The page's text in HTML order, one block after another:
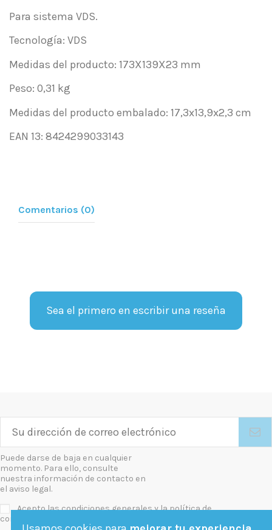
Para sistema VDS.
Tecnología: VDS
Medidas del producto: 173X139X23 mm
Peso: 0,31 kg
Medidas del producto embalado: 17,3x13,9x2,3 cm
EAN 13: 8424299033143
Comentarios (0)
Sea el primero en escribir una reseña
Puede darse de baja en cualquier
momento. Para ello, consulte
nuestra información de contacto en
el aviso legal.
Acepto las condiciones generales y la política de
confidencialidad